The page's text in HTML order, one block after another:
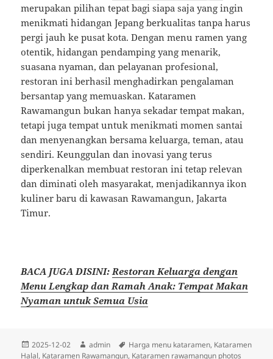
merupakan pilihan tepat bagi siapa saja yang ingin
menikmati hidangan Jepang berkualitas tanpa harus
pergi jauh ke pusat kota. Dengan menu ramen yang
otentik, hidangan pendamping yang menarik,
suasana nyaman, dan pelayanan profesional,
restoran ini berhasil menghadirkan pengalaman
bersantap yang memuaskan. Kataramen
Rawamangun bukan hanya sekadar tempat makan,
tetapi juga tempat untuk menikmati momen santai
dan menyenangkan bersama keluarga, teman, atau
sendiri. Keunggulan dan inovasi yang terus
diperkenalkan membuat restoran ini tetap relevan
dan diminati oleh masyarakat, menjadikannya ikon
kuliner baru di kawasan Rawamangun, Jakarta
Timur.
BACA JUGA DISINI: Restoran Keluarga dengan
Menu Lengkap dan Ramah Anak: Tempat Makan
Nyaman untuk Semua Usia
Diposkan
pada
2025-12-02 Penulis
admin Tag
Harga menu kataramen, Kataramen
Halal, Kataramen Rawamangun, Kataramen rawamangun photos